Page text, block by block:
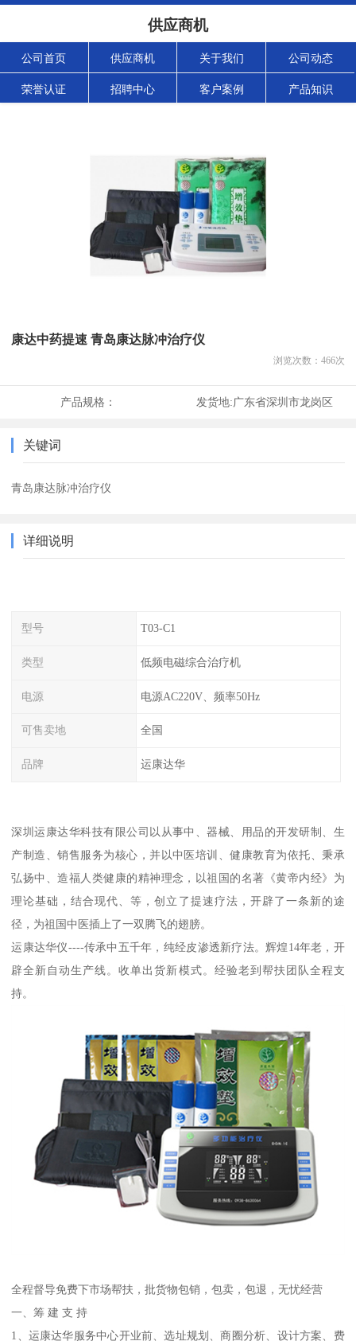
供应商机
公司首页 供应商机 关于我们 公司动态
荣誉认证 招聘中心 客户案例 产品知识
康达中药提速 青岛康达脉冲治疗仪
浏览次数： 466次
产品规格： 发货地:广东省深圳市龙岗区
关键词
青岛康达脉冲治疗仪
详细说明
型号 T03-C1
类型 低频电磁综合治疗机
电源 电源AC220V、频率50Hz
可售卖地 全国
品牌 运康达华
深圳运康达华科技有限公司以从事中、器械、用品的开发研制、生
产制造、销售服务为核心，并以中医培训、健康教育为依托、秉承
弘扬中、造福人类健康的精神理念，以祖国的名著《黄帝内经》为
理论基础，结合现代、等，创立了提速疗法，开辟了一条新的途
径，为祖国中医插上了一双腾飞的翅膀。
运康达华仪----传承中五千年，纯经皮渗透新疗法。辉煌14年老，开
辟全新自动生产线。收单出货新模式。经验老到帮扶团队全程支
持。
全程督导免费下市场帮扶，批货物包销，包卖，包退，无忧经营
一、筹 建 支 持
1、运康达华服务中心开业前、选址规划、商圈分析、设计方案、费